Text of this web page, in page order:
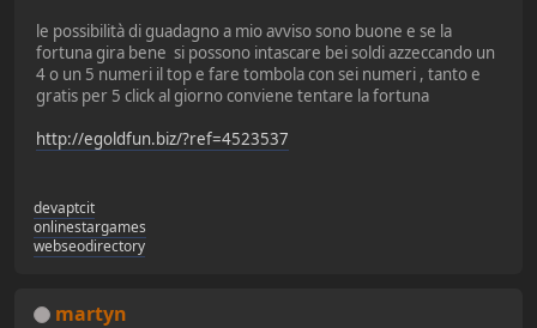
le possibilità di guadagno a mio avviso sono buone e se la
fortuna gira bene si possono intascare bei soldi azzeccando un
4 o un 5 numeri il top e fare tombola con sei numeri , tanto e
gratis per 5 click al giorno conviene tentare la fortuna
http://egoldfun.biz/?ref=4523537
devaptcit
onlinestargames
webseodirectory
martyn